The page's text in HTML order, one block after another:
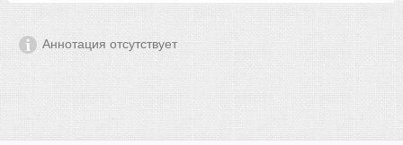
Аннотация отсутствует